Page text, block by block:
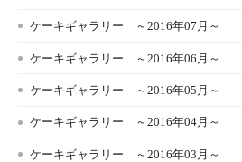
ケーキギャラリー ～2016年07月～
ケーキギャラリー ～2016年06月～
ケーキギャラリー ～2016年05月～
ケーキギャラリー ～2016年04月～
ケーキギャラリー ～2016年03月～